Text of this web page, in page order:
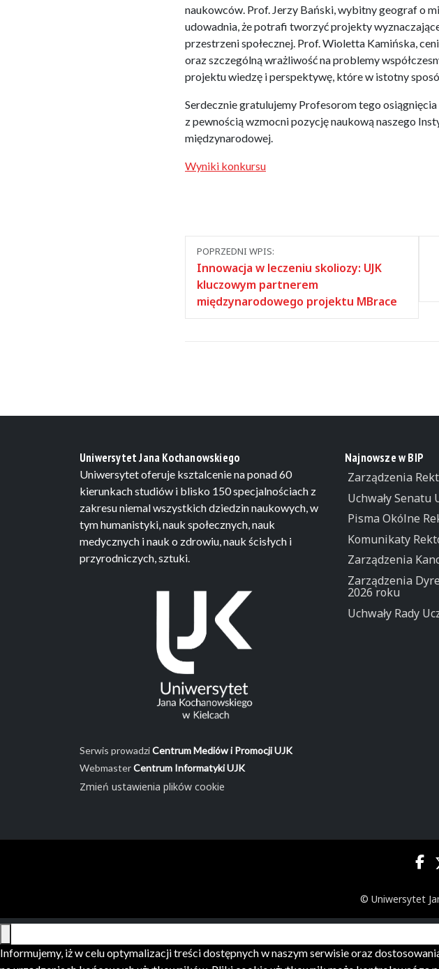
naukowców. Prof. Jerzy Bański, wybitny geograf o
udowadnia, że potrafi tworzyć projekty
przestrzeni społecznej. Prof. Wioletta Kamińska,
oraz szczególną wrażliwość na problemy
projektu wiedzę i perspektywę, które w istotny
Serdecznie gratulujemy Profesorom tego
z pewnością wzmocni pozycję naukową naszego
międzynarodowej.
Wyniki konkursu
Nawigacja
między
wpisami
POPRZEDNI WPIS:
Innowacja w leczeniu skoliozy: UJK
kluczowym partnerem
międzynarodowego projektu MBrace
Uniwersytet Jana Kochanowskiego
Uniwersytet oferuje ksztalcenie na ponad 60
kierunkach studiów i blisko 150 specjalnościach z
zakresu niemal wszystkich dziedzin naukowych, w
tym humanistyki, nauk społecznych, nauk
medycznych i nauk o zdrowiu, nauk ścisłych i
przyrodniczych, sztuki.
Serwis prowadziCentrum Mediów i Promocji UJK
WebmasterCentrum Informatyki UJK
Zmień ustawienia plików cookie
Najnowsze w BIP
Zarządzenia
Uchwały Senatu
Pisma Okólne
Komunikaty
Zarządzenia
Zarządzenia
2026 roku
Uchwały Rady
© Uniwersytet
Informujemy, iż w celu optymalizacji treści dostępnych w naszym serwisie oraz